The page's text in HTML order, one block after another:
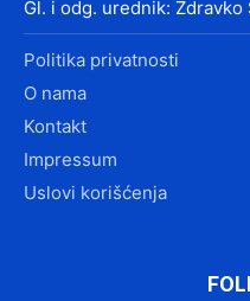
Gl. i odg. urednik: Zdravko
Politika privatnosti
O nama
Kontakt
Impressum
Uslovi korišćenja